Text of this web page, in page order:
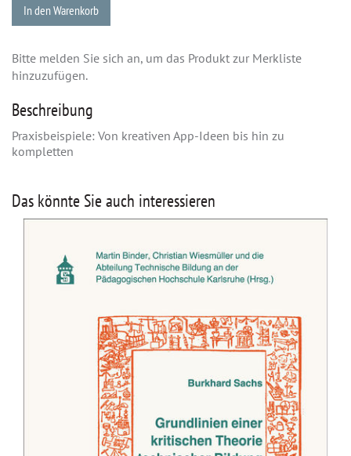
In den Warenkorb
Bitte melden Sie sich an, um das Produkt zur Merkliste
hinzuzufügen.
Beschreibung
Praxisbeispiele: Von kreativen App-Ideen bis hin zu
kompletten
Das könnte Sie auch interessieren